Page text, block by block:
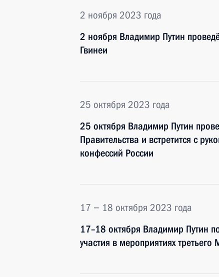
2 ноября 2023 года
2 ноября Владимир Путин
Гвинеи
25 октября 2023 года
25 октября Владимир Путин
Правительства и встретится с
конфессий России
17 − 18 октября 2023 года
17–18 октября Владимир Путин
участия в мероприятиях